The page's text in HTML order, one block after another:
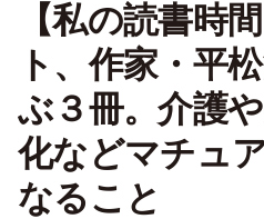
【私の読書時
ト、作家・平
ぶ３冊。介護
化などマチュ
なること